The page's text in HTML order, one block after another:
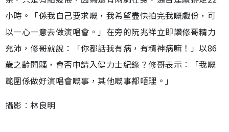
小時。「係我自己要求嘅，我希望盡快拍完我嘅戲份，可
以一心一意去做演唱會。」在旁的阮兆祥立即讚修哥精力
充沛，修哥就說：「你都話我有病，有精神病嘛！」以86
歲之齡開騷，會否申請入健力士紀錄？修哥表示︰「我嘅
範圍係做好演唱會嘅事，其他嘅事都唔理。」
攝影︰林良明